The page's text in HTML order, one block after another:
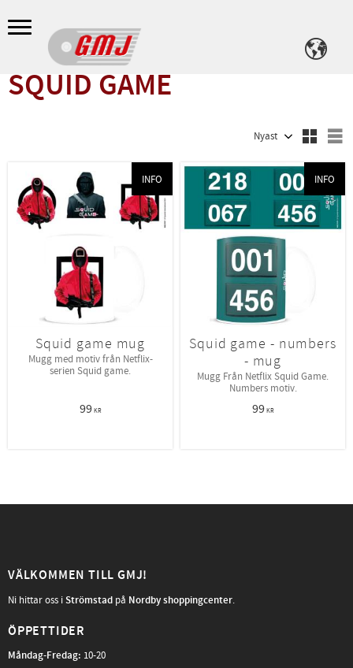
Meny
SQUID GAME
Squid game mug
Mugg med motiv från Netflix-
serien Squid game.
99KR
INFO
Squid game - numbers
- mug
Mugg Från Netflix Squid Game.
Numbers motiv.
99KR
INFO
VÄLKOMMEN TILL GMJ!
Ni hittar oss iStrömstad på Nordby shoppingcenter.
ÖPPETTIDER
Måndag-Fredag: 10-20